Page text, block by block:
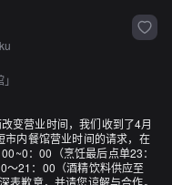
」
变营业时间，我们收到了4月
内餐馆营业时间的请求，在
：00（烹饪最后点单23：
21：00（酒精饮料供应至
歉意，并请您谅解与合作。